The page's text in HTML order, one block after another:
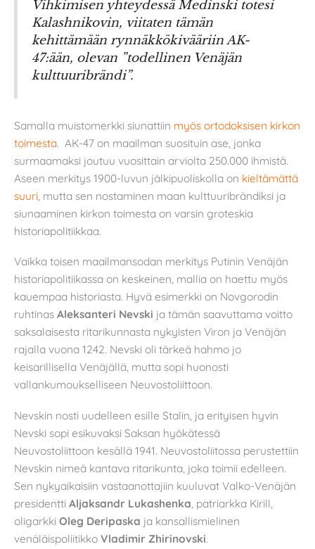
Vihkimisen yhteydessä Medinski totesi
Kalashnikovin, viitaten tämän
kehittämään rynnäkkökivääriin AK-
47:ään, olevan ”todellinen Venäjän
kulttuuribrändi”.
Samalla muistomerkki siunattiin myös ortodoksisen kirkon
toimesta. AK-47 on maailman suosituin ase, jonka
surmaamaksi joutuu vuosittain arviolta 250.000 ihmistä.
Aseen merkitys 1900-luvun jälkipuoliskolla on kieltämättä
suuri , mutta sen nostaminen maan kulttuuribrändiksi ja
siunaaminen kirkon toimesta on varsin groteskia
historiapolitiikkaa.
Vaikka toisen maailmansodan merkitys Putinin Venäjän
historiapolitiikassa on keskeinen, mallia on haettu myös
kauempaa historiasta. Hyvä esimerkki on Novgorodin
ruhtinas Aleksanteri Nevski ja tämän saavuttama voitto
saksalaisesta ritarikunnasta nykyisten Viron ja Venäjän
rajalla vuona 1242. Nevski oli tärkeä hahmo jo
keisarillisella Venäjällä, mutta sopi huonosti
vallankumoukselliseen Neuvostoliittoon.
Nevskin nosti uudelleen esille Stalin, ja erityisen hyvin
Nevski sopi esikuvaksi Saksan hyökätessä
Neuvostoliittoon kesällä 1941. Neuvostoliitossa perustettiin
Nevskin nimeä kantava ritarikunta, joka toimii edelleen.
Sen nykyaikaisiin vastaanottajiin kuuluvat Valko-Venäjän
presidentti Aljaksandr Lukashenka , patriarkka Kirill,
oligarkki Oleg Deripaska ja kansallismielinen
venäläispoliitikko Vladimir Zhirinovski.